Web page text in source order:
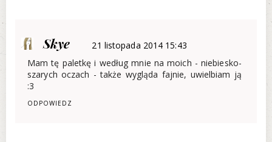
Skye
21 listopada 2014 15:43
Mam tę paletkę i według mnie na moich - niebiesko-
szarych oczach - także wygląda fajnie, uwielbiam ją
:3
ODPOWIEDZ